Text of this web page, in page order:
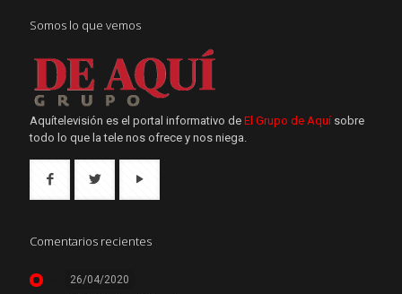
Somos lo que vemos
Aquítelevisión es el portal informativo de El Grupo de Aquí sobre
todo lo que la tele nos ofrece y nos niega.
Comentarios recientes
26/04/2020